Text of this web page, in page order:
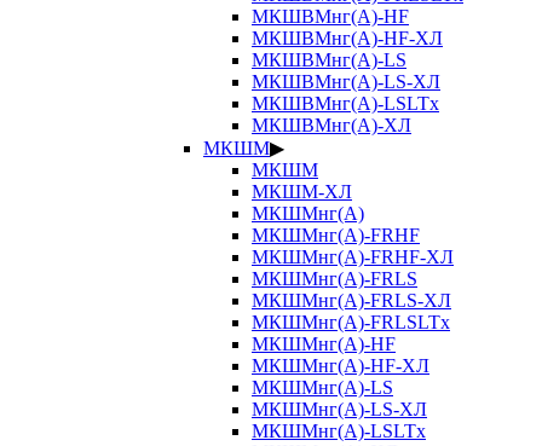
МКШВМнг(А)-HF
МКШВМнг(А)-HF-ХЛ
МКШВМнг(А)-LS
МКШВМнг(А)-LS-ХЛ
МКШВМнг(А)-LSLTx
МКШВМнг(А)-ХЛ
МКШМ▶
МКШМ
МКШМ-ХЛ
МКШМнг(А)
МКШМнг(А)-FRHF
МКШМнг(А)-FRHF-ХЛ
МКШМнг(А)-FRLS
МКШМнг(А)-FRLS-ХЛ
МКШМнг(А)-FRLSLTx
МКШМнг(А)-HF
МКШМнг(А)-HF-ХЛ
МКШМнг(А)-LS
МКШМнг(А)-LS-ХЛ
МКШМнг(А)-LSLTx